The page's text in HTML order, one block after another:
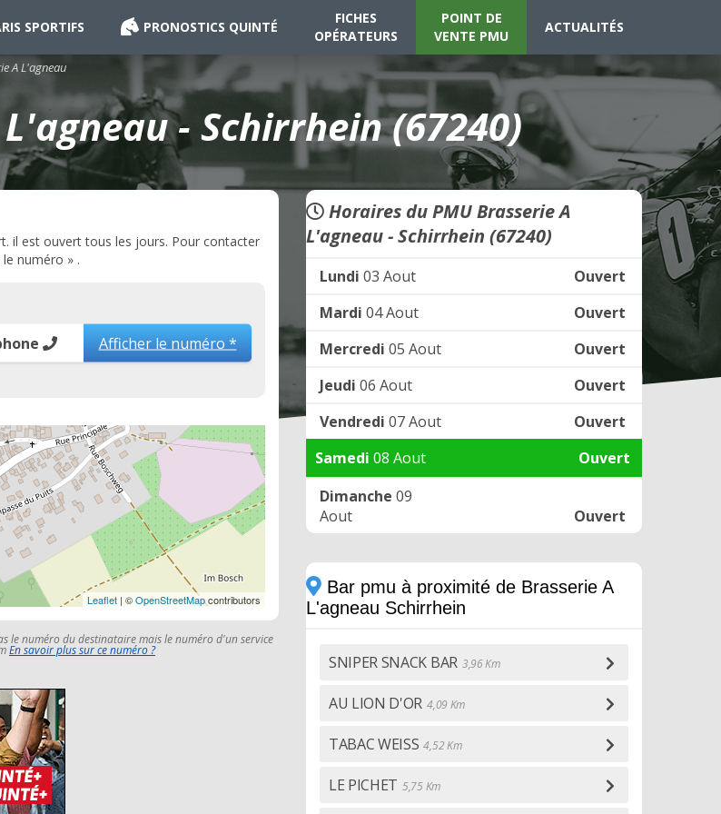
SPORTIFS PRONOSTICS QUINTÉ
FICHES
OPÉRATEURS
POINT DE
VENTE PMU
ACTUALITÉS
A L'agneau
- Schirrhein (67240)
il est ouvert tous les jours. Pour contacter
numéro » .
Afficher le numéro *
Leaflet | ©OpenStreetMapcontributors
le numéro du destinataire mais le numéro d'un service
En savoir plus sur ce numéro ?
Horaires du PMU Brasserie A
L'agneau - Schirrhein (67240)
Lundi 03 Aout
Ouvert
Mardi 04 Aout
Ouvert
Mercredi 05 Aout
Ouvert
Jeudi 06 Aout
Ouvert
Vendredi 07 Aout
Ouvert
Samedi 08 Aout
Ouvert
Dimanche 09
Aout
Ouvert
Bar pmu à proximité de Brasserie A
L'agneau Schirrhein
SNIPER SNACK BAR 3,96 Km
AU LION D'OR 4,09 Km
TABAC WEISS 4,52 Km
LE PICHET 5,75 Km